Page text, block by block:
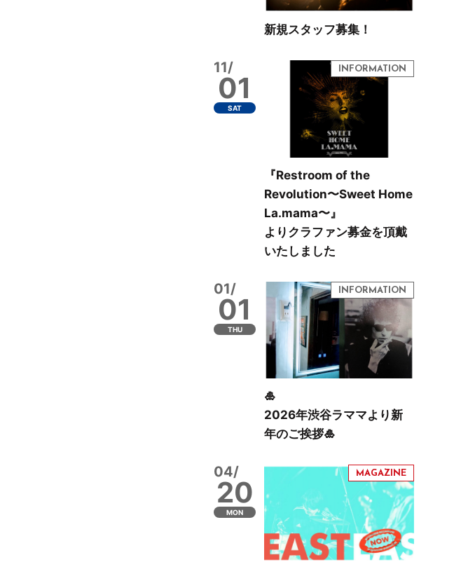
新規スタッフ募集！
11/
01
SAT
『Restroom of the
Revolution〜Sweet Home
La.mama〜』
よりクラファン募金を頂戴
いたしました
01/
01
THU
🎍
2026年渋谷ラママより新
年のご挨拶🎍
04/
20
MON